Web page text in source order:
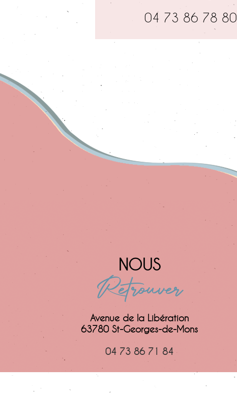
04 73 86 78 80
NOUS
Retrouver
Avenue de la Libération
63780 St-Georges-de-Mons
04 73 86 71 84